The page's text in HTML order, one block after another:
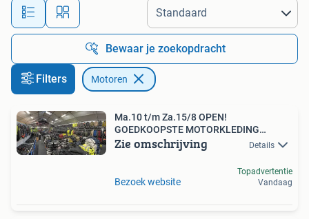
Alle afstanden…
Bewaar je zoekopdracht
Filters Motoren
Ma.10 t/m Za.15/8 OPEN!
GOEDKOOPSTE MOTORKLEDING
GROOTHANDEL
Zie omschrijving Details
Bezoek website
Topadvertentie
Vandaag